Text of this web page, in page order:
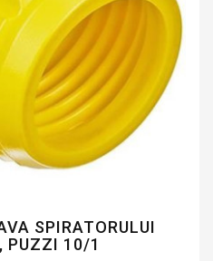
SPIRATORULUI
PUZZI 10/1